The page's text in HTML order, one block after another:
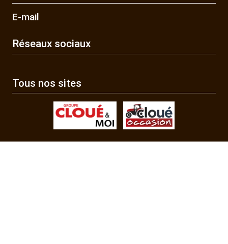
E-mail
Réseaux sociaux
Tous nos sites